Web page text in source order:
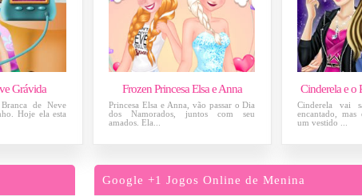
Grávida
de Neve
Hoje ela esta
Frozen Princesa Elsa e Anna
Princesa Elsa e Anna, vão passar o Dia
dos Namorados, juntos com seu
amados. Ela...
Cinderela e o
Cinderela vai
encantado,
um vestido ...
Google +1 Jogos Online de Menina